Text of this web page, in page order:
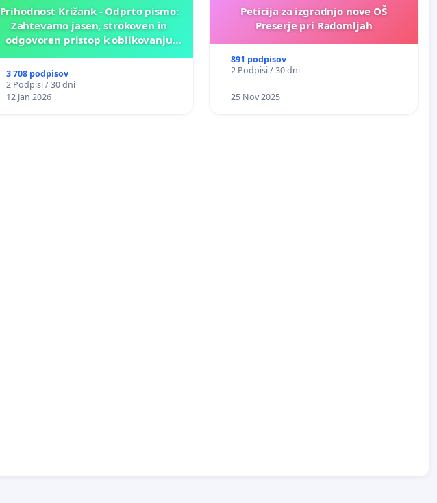
Prihodnost Križank - Odprto pismo:
Zahtevamo jasen, strokoven in
odgovoren pristop k oblikovanju
3 708 podpisov
2 Podpisi / 30 dni
12 Jan 2026
Peticija za izgradnjo nove OŠ
Preserje pri Radomljah
891 podpisov
2 Podpisi / 30 dni
25 Nov 2025